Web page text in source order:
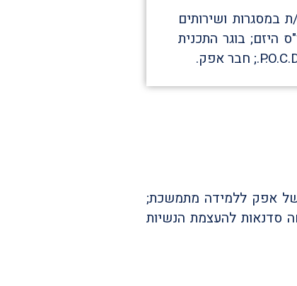
במסגרות ושירותים
היזם; בוגר התכנית
של אפק ללמידה מתמשכת;
סדנאות להעצמת הנשיות